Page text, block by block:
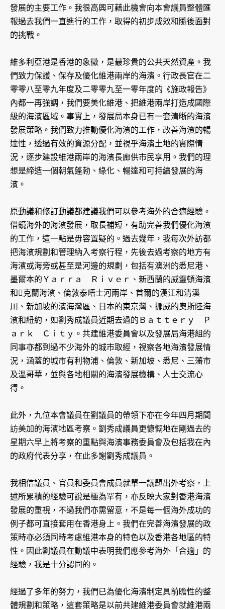
發展的主要工作。我很高興可藉此機會向本會議員整體匯
報過去我們一直進行的工作，取得的初步成效和隨後面對
的挑戰。
維多利亞港是香港的象徵，是最珍貴的公共天然資產。我
們致力保護、保存及優化維港兩岸的海濱。行政長官在二
零零八至零九年度及二零零九至一零年度的《施政報告》
內都一再強調，我們要美化維港、把維港兩岸打造成國際
級的海濱區域。事實上，發展局本身已有一套清晰的海濱
發展策略。我們致力推動優化海濱的工作，改善海濱的暢
達性，透過有效的資源分配，並視乎海濱土地的實際情
況，逐步建設維港兩岸的海濱長廊供市民享用。我們的理
想是締造一個朝氣蓬勃、綠化、暢達和可持續發展的海
濱。
原動議和修訂動議都建議我們可以參考海外的合適經驗。
借鏡海外的海濱發展，取長補短，有助完善我們優化海濱
的工作，這一點是毋容置疑的。過去幾年，我每次外訪都
把海濱規劃和管理納入考察行程，先後去過考察的地方有
海濱或海旁或甚至是河邊的規劃，包括有澳洲的悉尼港、
墨爾本的Ｙａｒｒａ Ｒｉｖｅｒ、新西蘭的威靈頓海濱
和克蘭海濱、倫敦泰晤士河兩岸、首爾的漢江和清溪
川、新加坡的濱海灣區、日本的東京灣、挪威的奧斯陸海
濱和紐約，如劉秀成議員近期去過的Ｂａｔｔｅｒｙ Ｐ
ａｒｋ Ｃｉｔｙ。共建維港委員會以及發展局海港組的
同事亦都到過不少海外的城市取經，視察各地海濱發展情
況，涵蓋的城市有利物浦、倫敦、新加坡、悉尼、三藩市
及溫哥華，並與各地相關的海濱發展機構、人士交流心
得。
此外，九位本會議員在劉議員的帶領下亦在今年四月期間
訪美加的海濱地區考察。劉秀成議員更慷慨地在剛過去的
星期六早上將考察的重點與海濱事務委員會及包括我在內
的政府代表分享，在此多謝劉秀成議員。
我相信議員、官員和委員會成員就單一議題出外考察，上
述所累積的經驗可說是極為罕有，亦反映大家對香港海濱
發展的重視，不過我們亦需留意，不是每一個海外成功的
例子都可直接套用在香港身上。我們在完善海濱發展的政
策時亦必須同時考慮維港本身的特色以及香港各地區的特
性。因此劉議員在動議中表明我們應參考海外「合適」的
經驗，我是十分認同的。
經過了多年的努力，我們已為優化海濱制定具前瞻性的整
體規劃和策略，這套策略是以前共建維港委員會就維港兩